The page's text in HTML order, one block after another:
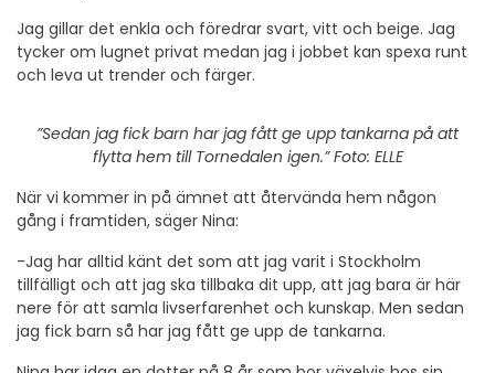
Jag gillar det enkla och föredrar svart, vitt och beige. Jag
tycker om lugnet privat medan jag i jobbet kan spexa runt
och leva ut trender och färger.
”Sedan jag fick barn har jag fått ge upp tankarna på att
flytta hem till Tornedalen igen.” Foto: ELLE
När vi kommer in på ämnet att återvända hem någon
gång i framtiden, säger Nina:
-Jag har alltid känt det som att jag varit i Stockholm
tillfälligt och att jag ska tillbaka dit upp, att jag bara är här
nere för att samla livserfarenhet och kunskap. Men sedan
jag fick barn så har jag fått ge upp de tankarna.